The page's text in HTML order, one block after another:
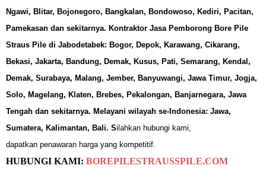
Ngawi, Blitar, Bojonegoro, Bangkalan, Bondowoso, Kediri, Pacitan,
Pamekasan dan sekitarnya. Kontraktor Jasa Pemborong Bore Pile
Straus Pile di Jabodetabek: Bogor, Depok, Karawang, Cikarang,
Bekasi, Jakarta, Bandung, Demak, Kusus, Pati, Semarang, Kendal,
Demak, Surabaya, Malang, Jember, Banyuwangi, Jawa Timur, Jogja,
Solo, Magelang, Klaten, Brebes, Pekalongan, Banjarnegara, Jawa
Tengah dan sekitarnya. Melayani wilayah se-Indonesia: Jawa,
Sumatera, Kalimantan, Bali. Silahkan hubungi kami,
dapatkan penawaran harga yang kompetitif.
HUBUNGI KAMI: BOREPILESTRAUSSPILE.COM